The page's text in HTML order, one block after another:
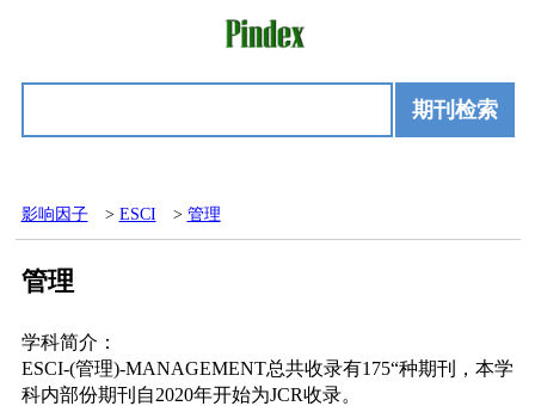
期刊检索
影响因子 > ESCI > 管理
管理
学科简介：
ESCI-(管理)-MANAGEMENT总共收录有175“种期刊，本学
科内部份期刊自2020年开始为JCR收录。